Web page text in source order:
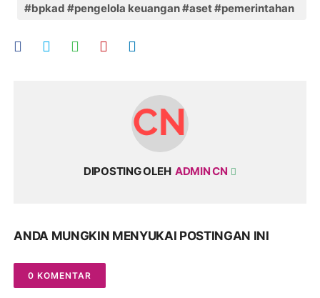
#bpkad #pengelola keuangan #aset #pemerintahan
DIPOSTING OLEH ADMIN CN
ANDA MUNGKIN MENYUKAI POSTINGAN INI
0 KOMENTAR